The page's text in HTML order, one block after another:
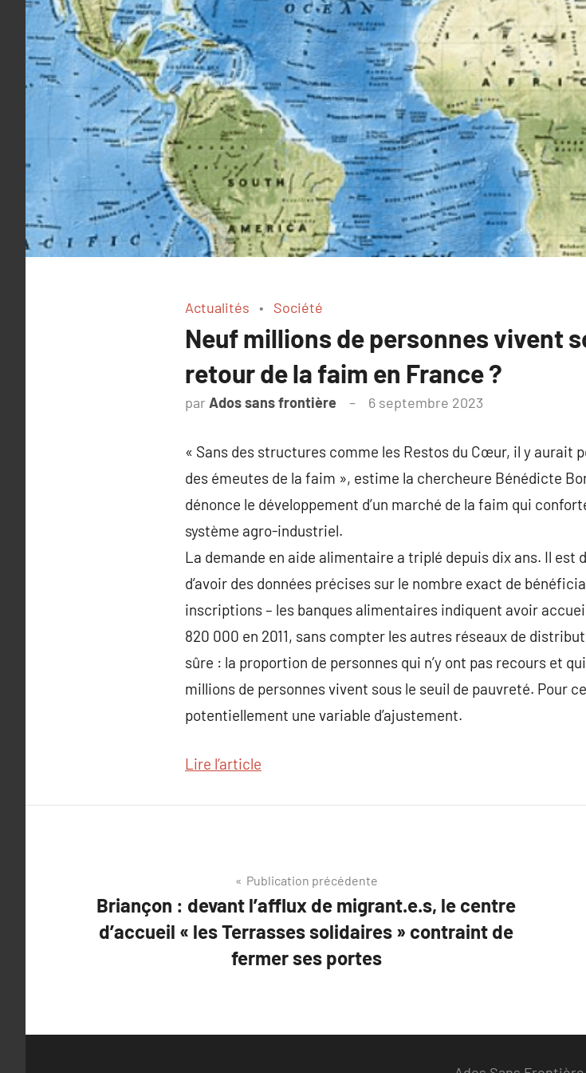
Actualités Société
Neuf millions de personnes vivent
retour de la faim en France ?
par Ados sans frontière 6 septembre 2023
« Sans des structures comme les Restos du Cœur, il y aurait
des émeutes de la faim », estime la chercheure Bénédicte
dénonce le développement d’un marché de la faim qui
système agro-industriel.
La demande en aide alimentaire a triplé depuis dix ans. Il est
d’avoir des données précises sur le nombre exact de
inscriptions – les banques alimentaires indiquent avoir
820 000 en 2011, sans compter les autres réseaux de
sûre : la proportion de personnes qui n’y ont pas recours et
millions de personnes vivent sous le seuil de pauvreté. Pour
potentiellement une variable d’ajustement.
Lire l’article
de
l’article
Publication précédente
Briançon : devant l’afflux de migrant.e.s, le centre
d’accueil « les Terrasses solidaires » contraint de
fermer ses portes